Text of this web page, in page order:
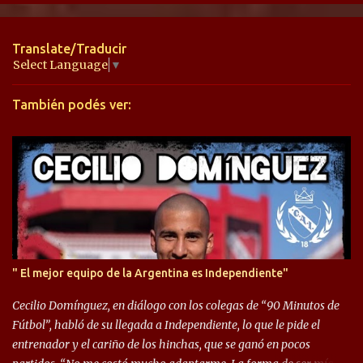
n
a
r
i
s
Translate/Traducir
Select Language ▼
También podés ver:
" El mejor equipo de la Argentina es Independiente"
Cecilio Domínguez, en diálogo con los colegas de “90 Minutos de
Fútbol”, habló de su llegada a Independiente, lo que le pide el
entrenador y el cariño de los hinchas, que se ganó en pocos